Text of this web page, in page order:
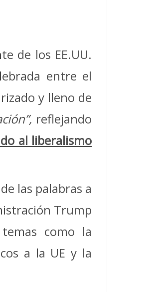
de los EE.UU.
entre el
y lleno de
reflejando
al liberalismo
las palabras a
Trump
como la
a la UE y la